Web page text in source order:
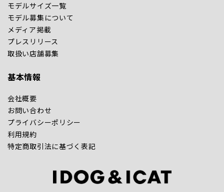
モデルサイズ一覧
モデル募集について
メディア掲載
プレスリリース
取扱い店舗募集
基本情報
会社概要
お問い合わせ
プライバシーポリシー
利用規約
特定商取引法に基づく表記